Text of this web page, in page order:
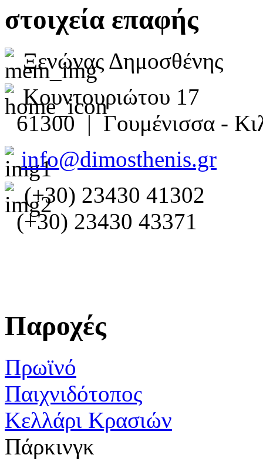
στοιχεία επαφής
Ξενώνας Δημοσθένης
Κουντουριώτου 17
61300 | Γουμένισσα -
info@dimosthenis.gr
(+30) 23430 41302
(+30) 23430 43371
Παροχές
Πρωϊνό
Παιχνιδότοπος
Κελλάρι Κρασιών
Πάρκινγκ